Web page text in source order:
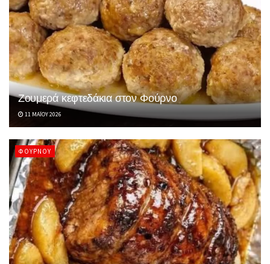
Ζουμερά κεφτεδάκια στον Φούρνο
11 ΜΑΪ́ΟΥ 2026
ΦΟΎΡΝΟΥ